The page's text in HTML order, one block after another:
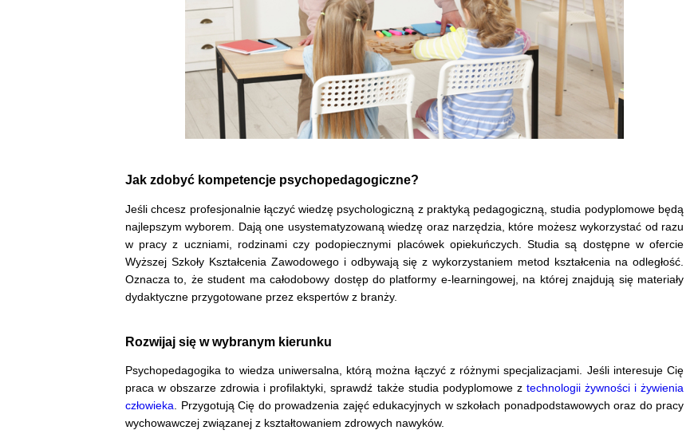
Jak zdobyć kompetencje psychopedagogiczne?
Jeśli chcesz profesjonalnie łączyć wiedzę psychologiczną z praktyką pedagogiczną, studia podyplomowe będą
najlepszym wyborem. Dają one usystematyzowaną wiedzę oraz narzędzia, które możesz wykorzystać od razu
w pracy z uczniami, rodzinami czy podopiecznymi placówek opiekuńczych. Studia są dostępne w ofercie
Wyższej Szkoły Kształcenia Zawodowego i odbywają się z wykorzystaniem metod kształcenia na odległość.
Oznacza to, że student ma całodobowy dostęp do platformy e-learningowej, na której znajdują się materiały
dydaktyczne przygotowane przez ekspertów z branży.
Rozwijaj się w wybranym kierunku
Psychopedagogika to wiedza uniwersalna, którą można łączyć z różnymi specjalizacjami. Jeśli interesuje Cię
praca w obszarze zdrowia i profilaktyki, sprawdź także studia podyplomowe z technologii żywności i żywienia
człowieka . Przygotują Cię do prowadzenia zajęć edukacyjnych w szkołach ponadpodstawowych oraz do pracy
wychowawczej związanej z kształtowaniem zdrowych nawyków.